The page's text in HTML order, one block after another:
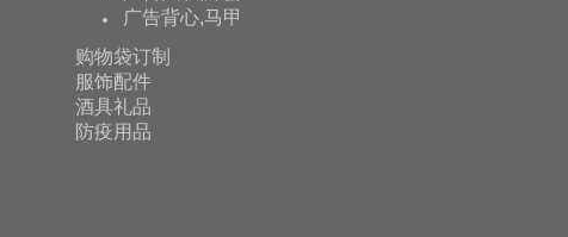
广告背心,马甲
购物袋订制
服饰配件
酒具礼品
防疫用品